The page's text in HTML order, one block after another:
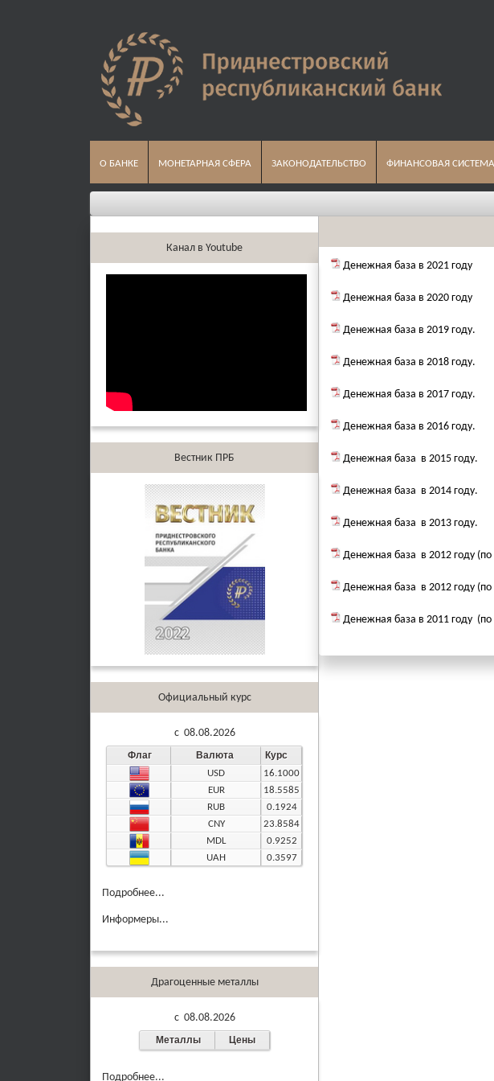
О БАНКЕ МОНЕТАРНАЯ СФЕРА ЗАКОНОДАТЕЛЬСТВО ФИНАНСОВАЯ СИСТЕМА
Канал в Youtube
Вестник ПРБ
Официальный курс
c 08.08.2026
Флаг Валюта Курс
USD
16.1000
EUR
18.5585
RUB
0.1924
CNY
23.8584
MDL
0.9252
UAH
0.3597
Подробнее...
Информеры...
Драгоценные металлы
c 08.08.2026
Металлы Цены
Подробнее...
Денежная база в 2021 году
Денежная база в 2020 году
Денежная база в 2019 году.
Денежная база в 2018 году.
Денежная база в 2017 году.
Денежная база в 2016 году.
Денежная база в 2015 году.
Денежная база в 2014 году.
Денежная база в 2013 году.
Денежная база в 2012 году
Денежная база в 2012 году
Денежная база в 2011 году